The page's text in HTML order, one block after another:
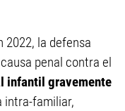
2022, la defensa
penal contra el
infantil gravemente
intra-familiar,